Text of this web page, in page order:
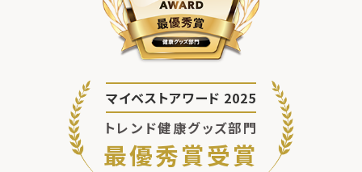
マイベストアワード 2025
トレンド健康グッズ部門
最優秀賞受賞